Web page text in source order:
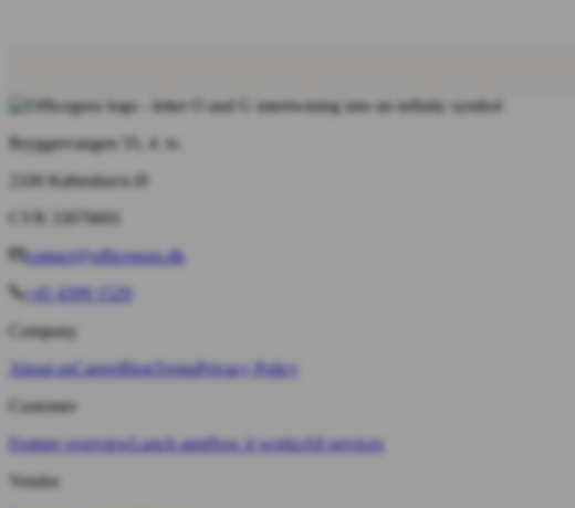
Bryggervangen 55, 4. tv.
2100 København Ø
CVR 33070691
contact@officeguru.dk
+45 4399 1529
Company
About usCareerBlog TermsPrivacy Policy
Customer
Feature overviewLunch appHow it worksAll services
Vendor